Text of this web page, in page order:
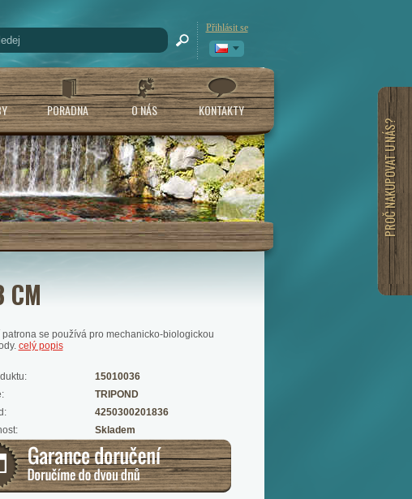
Přihlásit se
PORADNA O NÁS KONTAKTY
PROČ NAKUPOVAT U NÁS?
CM
patrona se používá pro mechanicko-biologickou
celý popis
15010036
TRIPOND
4250300201836
Skladem